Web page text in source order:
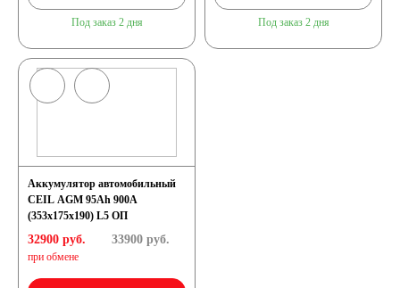
устройства
Пусковые
Автомобильные
тестеры
Под заказ 2 дня Под заказ 2 дня
Аккумулятор автомобильный
CEIL AGM 95Ah 900A
(353x175x190) L5 ОП
32900 руб.
при обмене
33900руб.